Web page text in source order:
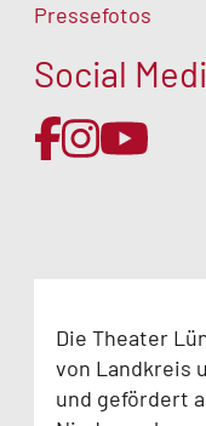
Pressefotos
Social
Die Theater
von Landkreis
und gefördert